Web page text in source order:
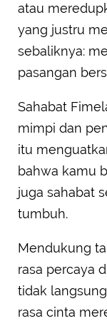
atau
yang justru
sebaliknya:
pasangan
Sahabat
mimpi dan
itu
bahwa kamu
juga sahabat
tumbuh.
Mendukung
rasa percaya
tidak
rasa cinta